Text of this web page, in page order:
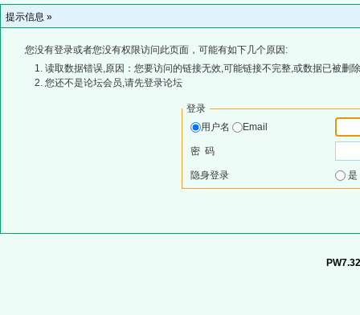
提示信息 »
您没有登录或者您没有权限访问此页面，可能有如下几个原因:
读取数据错误,原因：您要访问的链接无效,可能链接不完整,或数据已被删
您还不是论坛会员,请先登录论坛
登录
用户名
Email
密 码
隐身登录